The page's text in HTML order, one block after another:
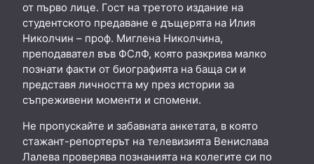
от първо лице. Гост на третото издание на
студентското предаване е дъщерята на Илия
Николчин – проф. Миглена Николчина,
преподавател във ФСлФ, която разкрива малко
познати факти от биографията на баща си и
представя личността му през истории за
съпреживени моменти и спомени.
Не пропускайте и забавната анкетата, в която
стажант-репортерът на телевизията Венислава
Лалева проверява познанията на колегите си по